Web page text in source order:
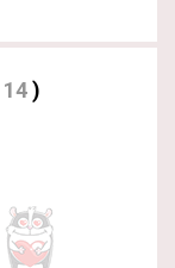
14)